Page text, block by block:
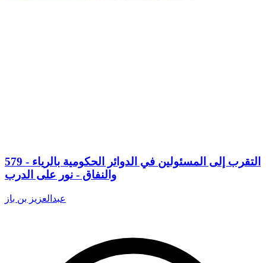
579 - التقرب إلى المسئولين في الدوائر الحكومية بالرياء
والنفاق - نور على الدرب
عبدالعزيز بن باز